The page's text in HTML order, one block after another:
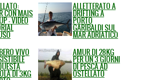
CON MAIS
- VIDEO
ALLETTERATO A
DRIFTING A
PORTO
GARIBALDI SUL
MAR ADRIATICO
VIVO
DI 3KG
AMUR DI 28KG
PER UN 3 GIORNI
DI PESCA AD
OSTELLATO